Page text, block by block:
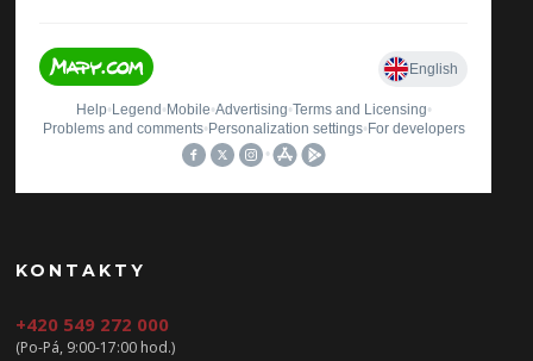
KONTAKTY
+420 549 272 000
(Po-Pá, 9:00-17:00 hod.)